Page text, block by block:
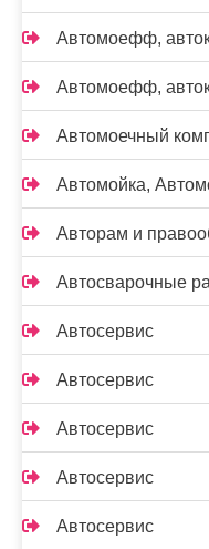
Автомоефф,
Автомоефф,
Автомоечный
Автомойка,
Авторам и
Автосварочные
Автосервис
Автосервис
Автосервис
Автосервис
Автосервис